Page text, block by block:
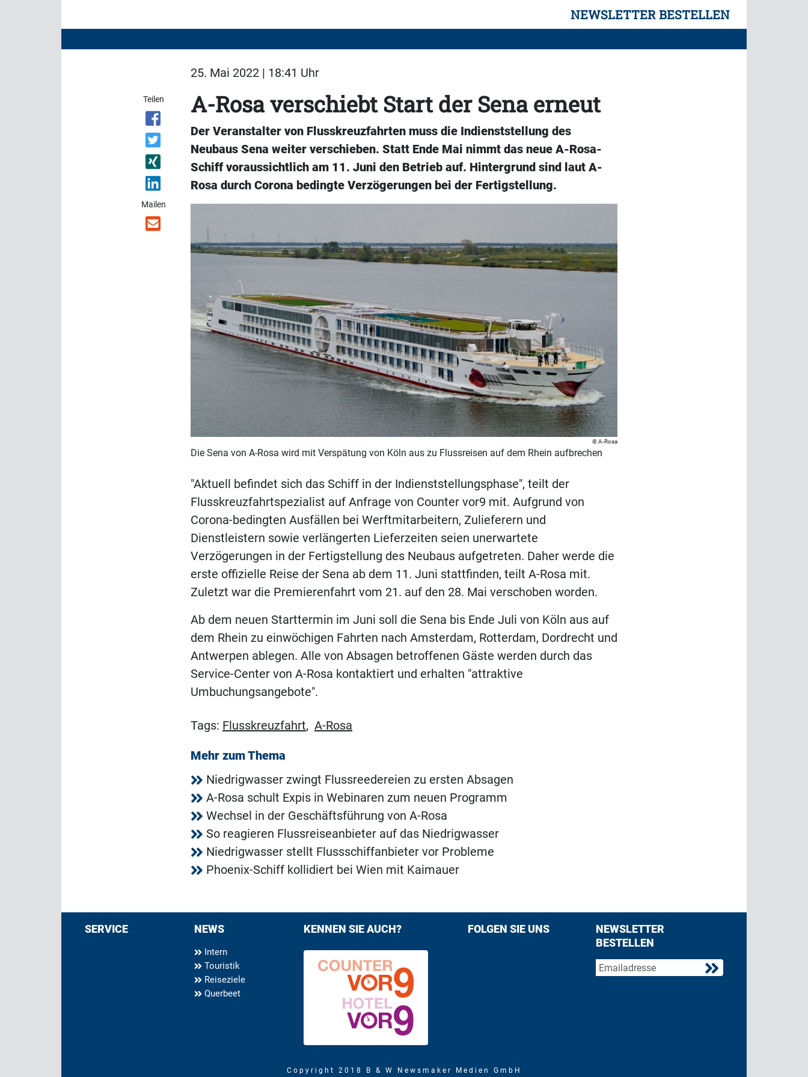
NEWSLETTER BESTELLEN
25. Mai 2022 | 18:41 Uhr
Teilen
Mailen
A-Rosa verschiebt Start der Sena erneut
Der Veranstalter von Flusskreuzfahrten muss die Indienststellung des
Neubaus Sena weiter verschieben. Statt Ende Mai nimmt das neue A-Rosa-
Schiff voraussichtlich am 11. Juni den Betrieb auf. Hintergrund sind laut A-
Rosa durch Corona bedingte Verzögerungen bei der Fertigstellung.
A-Rosa
Die Sena von A-Rosa wird mit Verspätung von Köln aus zu Flussreisen auf dem Rhein aufbrechen
"Aktuell befindet sich das Schiff in der Indienststellungsphase", teilt der
Flusskreuzfahrtspezialist auf Anfrage von Counter vor9 mit. Aufgrund von
Corona-bedingten Ausfällen bei Werftmitarbeitern, Zulieferern und
Dienstleistern sowie verlängerten Lieferzeiten seien unerwartete
Verzögerungen in der Fertigstellung des Neubaus aufgetreten. Daher werde die
erste offizielle Reise der Sena ab dem 11. Juni stattfinden, teilt A-Rosa mit.
Zuletzt war die Premierenfahrt vom 21. auf den 28. Mai verschoben worden.
Ab dem neuen Starttermin im Juni soll die Sena bis Ende Juli von Köln aus auf
dem Rhein zu einwöchigen Fahrten nach Amsterdam, Rotterdam, Dordrecht und
Antwerpen ablegen. Alle von Absagen betroffenen Gäste werden durch das
Service-Center von A-Rosa kontaktiert und erhalten "attraktive
Umbuchungsangebote".
Tags: Flusskreuzfahrt, A-Rosa
Mehr zum Thema
Niedrigwasser zwingt Flussreedereien zu ersten Absagen
A-Rosa schult Expis in Webinaren zum neuen Programm
Wechsel in der Geschäftsführung von A-Rosa
So reagieren Flussreiseanbieter auf das Niedrigwasser
Niedrigwasser stellt Flussschiffanbieter vor Probleme
Phoenix-Schiff kollidiert bei Wien mit Kaimauer
SERVICE NEWS
Intern
Touristik
Reiseziele
Querbeet
KENNEN SIE AUCH? FOLGEN SIE UNS
NEWSLETTER
BESTELLEN
Copyright 2018 B & W Newsmaker Medien GmbH